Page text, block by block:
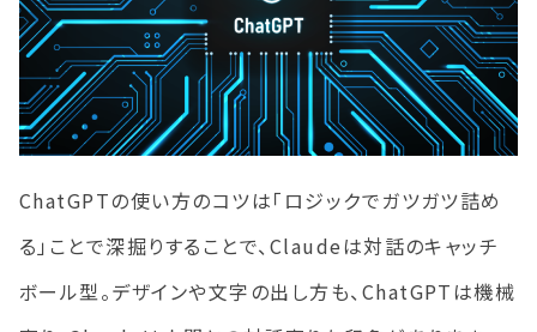
ChatGPTの使い方のコツは「ロジックでガツガツ詰め
る」ことで深掘りすることで、Claudeは対話のキャッチ
ボール型。デザインや文字の出し方も、ChatGPTは機械